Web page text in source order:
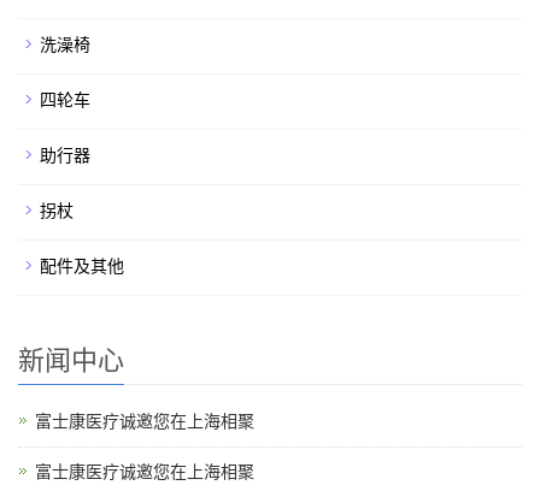
洗澡椅
四轮车
助行器
拐杖
配件及其他
新闻中心
富士康医疗诚邀您在上海相聚
富士康医疗诚邀您在上海相聚